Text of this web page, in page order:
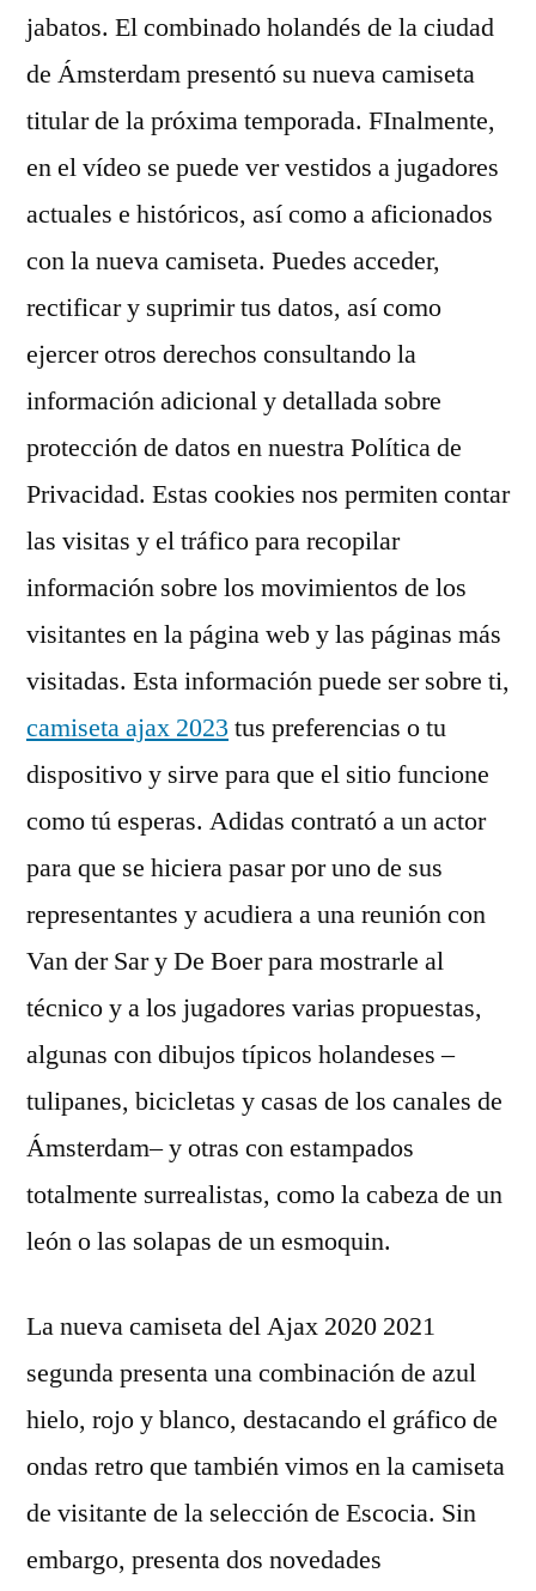
jabatos. El combinado holandés de la ciudad
de Ámsterdam presentó su nueva camiseta
titular de la próxima temporada. FInalmente,
en el vídeo se puede ver vestidos a jugadores
actuales e históricos, así como a aficionados
con la nueva camiseta. Puedes acceder,
rectificar y suprimir tus datos, así como
ejercer otros derechos consultando la
información adicional y detallada sobre
protección de datos en nuestra Política de
Privacidad. Estas cookies nos permiten contar
las visitas y el tráfico para recopilar
información sobre los movimientos de los
visitantes en la página web y las páginas más
visitadas. Esta información puede ser sobre ti,
camiseta ajax 2023 tus preferencias o tu
dispositivo y sirve para que el sitio funcione
como tú esperas. Adidas contrató a un actor
para que se hiciera pasar por uno de sus
representantes y acudiera a una reunión con
Van der Sar y De Boer para mostrarle al
técnico y a los jugadores varias propuestas,
algunas con dibujos típicos holandeses –
tulipanes, bicicletas y casas de los canales de
Ámsterdam– y otras con estampados
totalmente surrealistas, como la cabeza de un
león o las solapas de un esmoquin.
La nueva camiseta del Ajax 2020 2021
segunda presenta una combinación de azul
hielo, rojo y blanco, destacando el gráfico de
ondas retro que también vimos en la camiseta
de visitante de la selección de Escocia. Sin
embargo, presenta dos novedades